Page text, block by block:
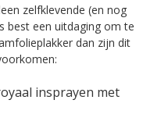
zelfklevende (en nog
best een uitdaging om te
dan zijn dit
insprayen met